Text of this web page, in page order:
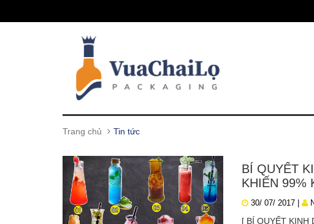
Trang chủ Tin tức
BÍ QUYẾT
KHIẾN 99%
30/ 07/ 2017 |
[ BÍ QUYẾT KINH